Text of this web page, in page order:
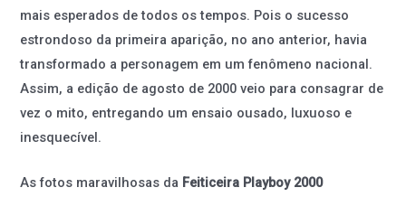
mais esperados de todos os tempos. Pois o sucesso
estrondoso da primeira aparição, no ano anterior, havia
transformado a personagem em um fenômeno nacional.
Assim, a edição de agosto de 2000 veio para consagrar de
vez o mito, entregando um ensaio ousado, luxuoso e
inesquecível.
As fotos maravilhosas da Feiticeira Playboy 2000